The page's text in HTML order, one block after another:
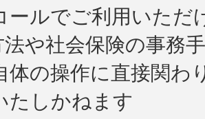
ールでご利用いただ
や社会保険の事務
体の操作に直接関わ
たしかねます